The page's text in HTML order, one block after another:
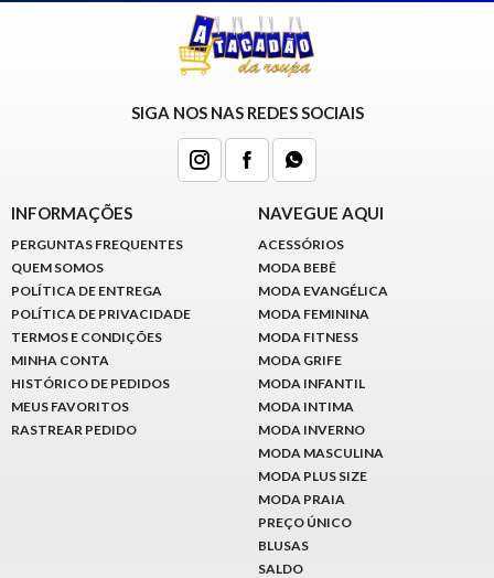
SIGA NOS NAS REDES SOCIAIS
INFORMAÇÕES
PERGUNTAS FREQUENTES
QUEM SOMOS
POLÍTICA DE ENTREGA
POLÍTICA DE PRIVACIDADE
TERMOS E CONDIÇÕES
MINHA CONTA
HISTÓRICO DE PEDIDOS
MEUS FAVORITOS
RASTREAR PEDIDO
NAVEGUE AQUI
ACESSÓRIOS
MODA BEBÊ
MODA EVANGÉLICA
MODA FEMININA
MODA FITNESS
MODA GRIFE
MODA INFANTIL
MODA INTIMA
MODA INVERNO
MODA MASCULINA
MODA PLUS SIZE
MODA PRAIA
PREÇO ÚNICO
BLUSAS
SALDO